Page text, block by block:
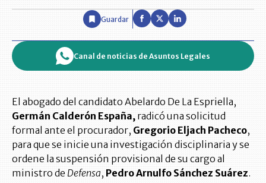
Guardar
Canal de noticias de Asuntos Legales
El abogado del candidato Abelardo De La Espriella,
Germán Calderón España, radicó una solicitud
formal ante el procurador, Gregorio Eljach Pacheco,
para que se inicie una investigación disciplinaria y se
ordene la suspensión provisional de su cargo al
ministro de Defensa, Pedro Arnulfo Sánchez Suárez.